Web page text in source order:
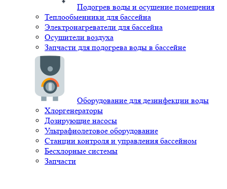
Подогрев воды и осушение помещения
Теплообменники для бассейна
Электронагреватели для бассейна
Осушители воздуха
Запчасти для подогрева воды в бассейне
Оборудование для дезинфекции воды
Хлоргенераторы
Дозирующие насосы
Ультрафиолетовое оборудование
Станции контроля и управления бассейном
Бесхлорные системы
Запчасти